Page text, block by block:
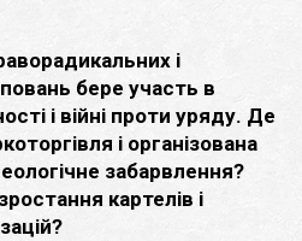
і
бере участь в
і війні проти уряду. Де
і організована
забарвлення?
картелів і